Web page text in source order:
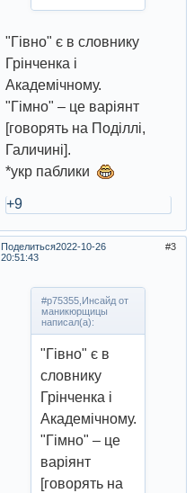
"Гівно" є в словнику
Грінченка і
Академічному.
"Гімно" – це варіянт
[говорять на Поділлі,
Галичині].
*укр паблики
+9
Поделиться 3
2022-10-26
20:51:43
#p75355,Инсайд от
маникюрщицы
написал(а):
"Гівно" є в
словнику
Грінченка і
Академічному.
"Гімно" – це
варіянт
[говорять на